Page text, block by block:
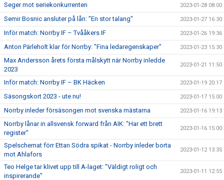
Seger mot seriekonkurrenten 2023-01-28 08:00
Semir Bosnic ansluter på lån: "En stor talang" 2023-01-27 16:30
Inför match: Norrby IF – Tvååkers IF 2023-01-26 19:36
Anton Pärleholt klar för Norrby: "Fina ledaregenskaper" 2023-01-23 15:30
Max Andersson årets första målskytt när Norrby inledde
2023
2023-01-21 11:50
Inför match: Norrby IF – BK Häcken 2023-01-19 20:17
Säsongskort 2023 - ute nu! 2023-01-17 15:00
Norrby inleder försäsongen mot svenska mästarna 2023-01-16 19:13
Norrby lånar in allsvensk forward från AIK: "Har ett brett
register"
2023-01-16 15:00
Spelschemat förr Ettan Södra spikat - Norrby inleder borta
mot Ahlafors
2023-01-12 13:35
Teo Helge tar klivet upp till A-laget: "Väldigt roligt och
inspirerande"
2023-01-11 12:55